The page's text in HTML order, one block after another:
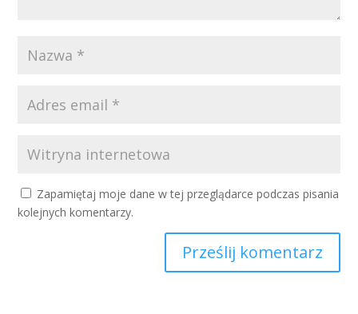
Zapamiętaj moje dane w tej przeglądarce podczas pisania
kolejnych komentarzy.
Prześlij komentarz